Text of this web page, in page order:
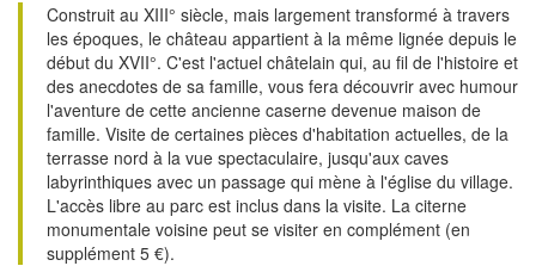
Construit au XIII° siècle, mais largement transformé à travers
les époques, le château appartient à la même lignée depuis le
début du XVII°. C'est l'actuel châtelain qui, au fil de l'histoire et
des anecdotes de sa famille, vous fera découvrir avec humour
l'aventure de cette ancienne caserne devenue maison de
famille. Visite de certaines pièces d'habitation actuelles, de la
terrasse nord à la vue spectaculaire, jusqu'aux caves
labyrinthiques avec un passage qui mène à l'église du village.
L'accès libre au parc est inclus dans la visite. La citerne
monumentale voisine peut se visiter en complément (en
supplément 5 €).